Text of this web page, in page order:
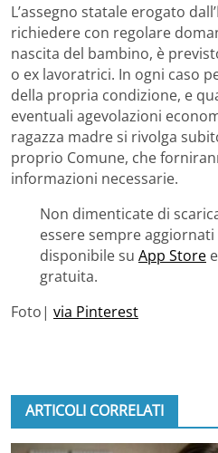
L’assegno statale erogato dall’
richiedere con regolare
nascita del bambino, è
o ex lavoratrici. In ogni caso
della propria condizione, e
eventuali agevolazioni
ragazza madre si rivolga
proprio Comune, che
informazioni necessarie.
Non dimenticate di
essere sempre
disponibile su App Store
gratuita.
Foto| via Pinterest
ARTICOLI CORRELATI